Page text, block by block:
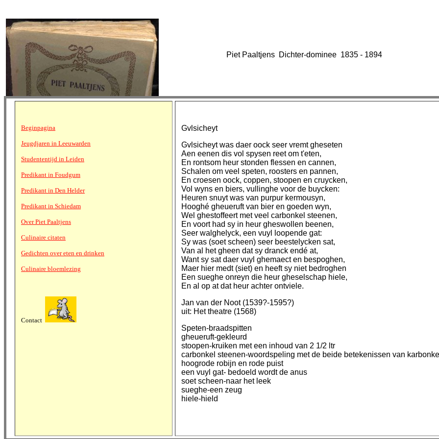
Piet Paaltjens Dichter-dominee 1835 - 1894
Beginpagina
Jeugdjaren in Leeuwarden
Studententijd in Leiden
Predikant in Foudgum
Predikant in Den Helder
Predikant in Schiedam
Over Piet Paaltjens
Culinaire citaten
Gedichten over eten en drinken
Culinaire bloemlezing
Contact
Gvlsicheyt
Gvlsicheyt was daer oock seer vremt gheseten
Aen eenen dis vol spysen reet om t'eten,
En rontsom heur stonden flessen en cannen,
Schalen om veel speten, roosters en pannen,
En croesen oock, coppen, stoopen en cruycken,
Vol wyns en biers, vullinghe voor de buycken:
Heuren snuyt was van purpur kermousyn,
Hooghé gheueruft van bier en goeden wyn,
Wel ghestoffeert met veel carbonkel steenen,
En voort had sy in heur gheswollen beenen,
Seer walghelyck, een vuyl loopende gat:
Sy was (soet scheen) seer beestelycken sat,
Van al het gheen dat sy dranck endé at,
Want sy sat daer vuyl ghemaect en bespoghen,
Maer hier medt (siet) en heeft sy niet bedroghen
Een sueghe onreyn die heur gheselschap hiele,
En al op at dat heur achter ontviele.
Jan van der Noot (1539?-1595?)
uit: Het theatre (1568)
Speten-braadspitten
gheueruft-gekleurd
stoopen-kruiken met een inhoud van 2 1/2 ltr
carbonkel steenen-woordspeling met de beide betekenissen van
hoogrode robijn en rode puist
een vuyl gat- bedoeld wordt de anus
soet scheen-naar het leek
sueghe-een zeug
hiele-hield